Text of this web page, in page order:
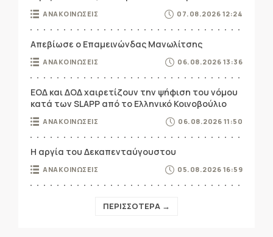
ΑΝΑΚΟΙΝΩΣΕΙΣ 07.08.2026 12:24
Απεβίωσε ο Επαμεινώνδας Μανωλίτσης
ΑΝΑΚΟΙΝΩΣΕΙΣ 06.08.2026 13:36
ΕΟΔ και ΔΟΔ χαιρετίζουν την ψήφιση του νόμου
κατά των SLAPP από το Ελληνικό Κοινοβούλιο
ΑΝΑΚΟΙΝΩΣΕΙΣ 06.08.2026 11:50
Η αργία του Δεκαπενταύγουστου
ΑΝΑΚΟΙΝΩΣΕΙΣ 05.08.2026 16:59
ΠΕΡΙΣΣΟΤΕΡΑ →